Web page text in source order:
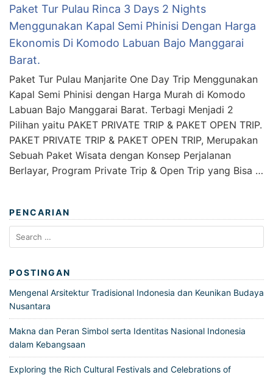
Paket Tur Pulau Rinca 3 Days 2 Nights
Menggunakan Kapal Semi Phinisi Dengan Harga
Ekonomis Di Komodo Labuan Bajo Manggarai
Barat.
Paket Tur Pulau Manjarite One Day Trip Menggunakan
Kapal Semi Phinisi dengan Harga Murah di Komodo
Labuan Bajo Manggarai Barat. Terbagi Menjadi 2
Pilihan yaitu PAKET PRIVATE TRIP & PAKET OPEN TRIP.
PAKET PRIVATE TRIP & PAKET OPEN TRIP, Merupakan
Sebuah Paket Wisata dengan Konsep Perjalanan
Berlayar, Program Private Trip & Open Trip yang Bisa …
PENCARIAN
Search
for:
POSTINGAN
Mengenal Arsitektur Tradisional Indonesia dan Keunikan Budaya
Nusantara
Makna dan Peran Simbol serta Identitas Nasional Indonesia
dalam Kebangsaan
Exploring the Rich Cultural Festivals and Celebrations of